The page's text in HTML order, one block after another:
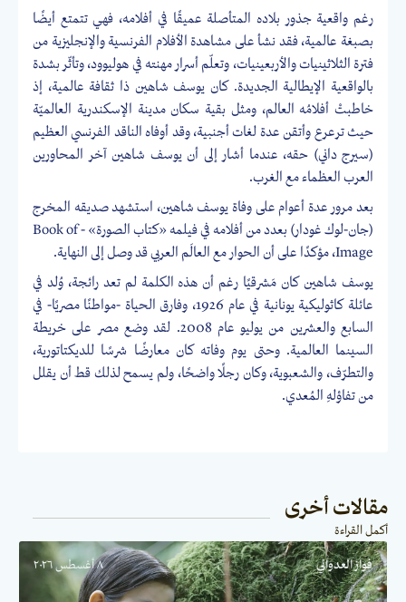
رغم واقعية جذور بلاده المتأصلة عميقًا في أفلامه، فهي تتمتع أيضًا
بصبغة عالمية، فقد نشأ على مشاهدة الأفلام الفرنسية والإنجليزية من
فترة الثلاثينيات والأربعينيات، وتعلّم أسرار مهنته في هوليوود، وتأثّر بشدة
بالواقعية الإيطالية الجديدة. كان يوسف شاهين ذا ثقافة عالمية، إذ
خاطبتْ أفلامُه العالم، ومثل بقية سكان مدينة الإسكندرية العالميّة
حيث ترعرع وأتقن عدة لغات أجنبية، وقد أوفاه الناقد الفرنسي العظيم
(سيرج داني) حقه، عندما أشار إلى أن يوسف شاهين آخر المحاورين
العرب العظماء مع الغرب.
بعد مرور عدة أعوام على وفاة يوسف شاهين، استشهد صديقه المخرج
(جان-لوك غودار) بعدد من أفلامه في فيلمه «كتاب الصورة» - Book of
Image، مؤكدًا على أن الحوار مع العالَم العربي قد وصل إلى النهاية.
يوسف شاهين كان مَشرقيًا رغم أن هذه الكلمة لم تعد رائجة، وُلد في
عائلة كاثوليكية يونانية في عام 1926، وفارق الحياة -مواطنًا مصريًا- في
السابع والعشرين من يوليو عام 2008. لقد وضع مصر على خريطة
السينما العالمية. وحتى يوم وفاته كان معارضًا شرسًا للديكتاتورية،
والتطرّف، والشعبوية، وكان رجلًا واضحًا، ولم يسمح لذلك قط أن يقلل
من تفاؤلهِ المُعدي.
مقالات أخرى
أكمل القراءة
فواز العدواني ٨ أغسطس ٢٠٢٦